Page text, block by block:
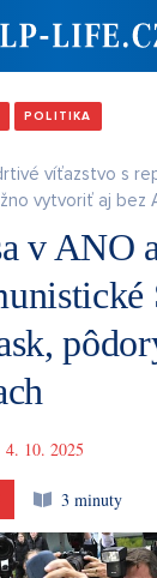
POLITIKA
víťazstvo s
vytvoriť aj bez
v ANO
4. 10. 2025
3 minuty